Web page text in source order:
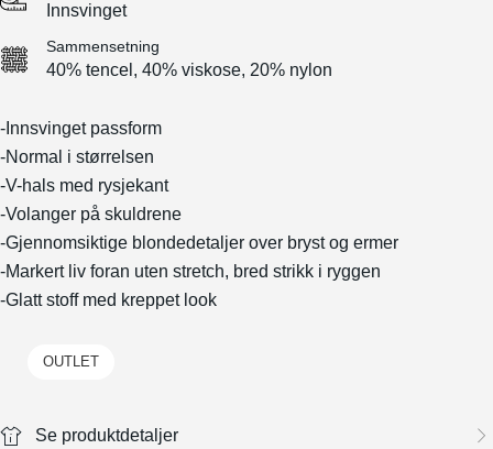
Innsvinget
Sammensetning
40% tencel, 40% viskose, 20% nylon
-Innsvinget passform
-Normal i størrelsen
-V-hals med rysjekant
-Volanger på skuldrene
-Gjennomsiktige blondedetaljer over bryst og ermer
-Markert liv foran uten stretch, bred strikk i ryggen
-Glatt stoff med kreppet look
OUTLET
Se produktdetaljer